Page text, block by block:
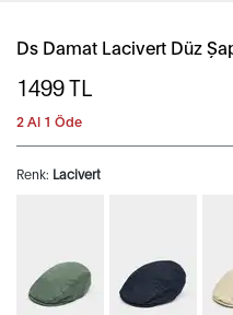
Ds Damat Lacivert Düz
1499TL
2 Al 1 Öde
Renk: Lacivert